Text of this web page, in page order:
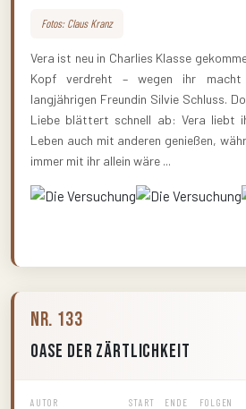
Fotos: Claus Kranz
Vera ist neu in Charlies Klasse
Kopf verdreht – wegen ihr
langjährigen Freundin Silvie Schluss.
Liebe blättert schnell ab: Vera liebt
Leben auch mit anderen genießen,
immer mit ihr allein wäre ...
Nr. 133
Oase der Zärtlichkeit
AUTOR START ENDE FOLGEN